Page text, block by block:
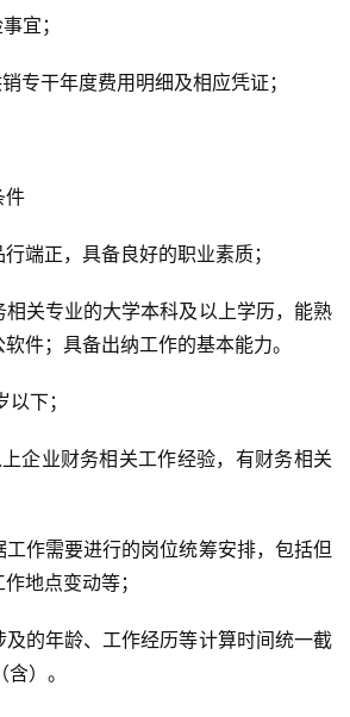
宜；
专干年度费用明细及相应凭证；
件
行端正，具备良好的职业素质；
相关专业的大学本科及以上学历，能熟
件；具备出纳工作的基本能力。
下；
上企业财务相关工作经验，有财务相关
工作需要进行的岗位统筹安排，包括但
地点变动等；
及的年龄、工作经历等计算时间统一截
）。